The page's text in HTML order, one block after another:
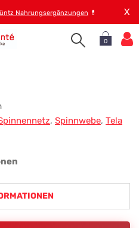
Nahrungsergänzungen 💊 X
0
, Spinnwebe, Tela